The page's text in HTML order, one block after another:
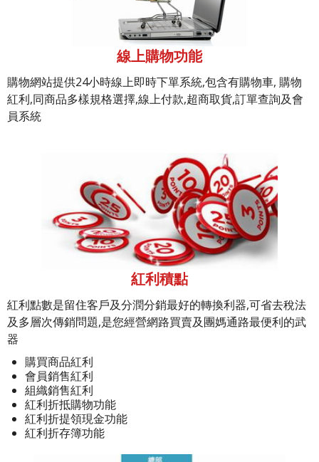
線上購物功能
購物網站提供24小時線上即時下單系統,包含有購物車, 購物
紅利,同商品多樣規格選擇,線上付款,超商取貨,訂單查詢及會
員系統
紅利積點
紅利點數是留住客戶及分潤分銷最好的轉換利器,可省去稅法
及多層次傳銷問題,是您經營網路買賣及團媽通路最便利的武
器
購買商品紅利
會員銷售紅利
組織銷售紅利
紅利折抵購物功能
紅利折提領現金功能
紅利折存簿功能